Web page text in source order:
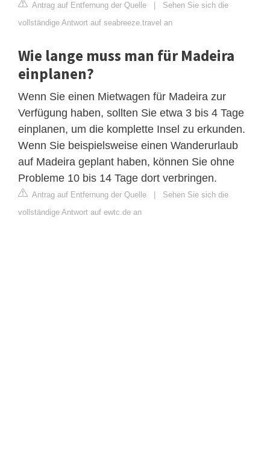
Antrag auf Entfernung der Quelle
Sehen Sie sich die
vollständige Antwort auf seabreeze.travel an
Wie lange muss man für Madeira
einplanen?
Wenn Sie einen Mietwagen für Madeira zur
Verfügung haben, sollten Sie etwa 3 bis 4 Tage
einplanen, um die komplette Insel zu erkunden.
Wenn Sie beispielsweise einen Wanderurlaub
auf Madeira geplant haben, können Sie ohne
Probleme 10 bis 14 Tage dort verbringen.
Antrag auf Entfernung der Quelle
Sehen Sie sich die
vollständige Antwort auf ewtc.de an